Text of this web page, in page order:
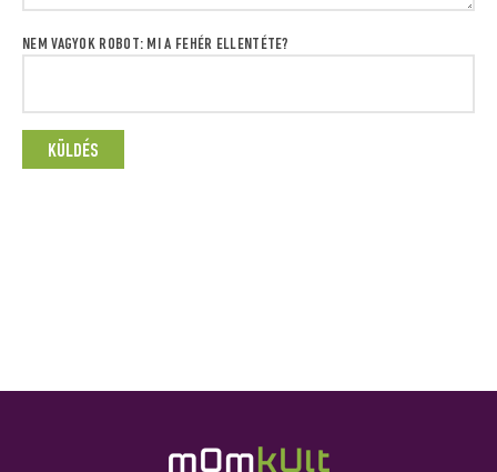
NEM VAGYOK ROBOT: MI A FEHÉR ELLENTÉTE?